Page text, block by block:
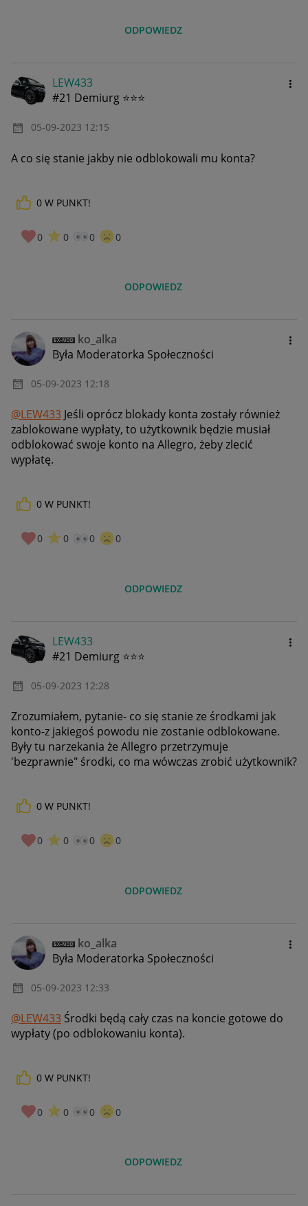
ODPOWIEDZ
LEW433
#21 Demiurg ⭐⭐⭐
‎05-09-2023 12:15
A co się stanie jakby nie odblokowali mu konta?
0 W PUNKT!
0 0 0 0
ODPOWIEDZ
ko_alka
Była Moderatorka Społeczności
‎05-09-2023 12:18
@LEW433 Jeśli oprócz blokady konta zostały również
zablokowane wypłaty, to użytkownik będzie musiał
odblokować swoje konto na Allegro, żeby zlecić
wypłatę.
0 W PUNKT!
0 0 0 0
ODPOWIEDZ
LEW433
#21 Demiurg ⭐⭐⭐
‎05-09-2023 12:28
Zrozumiałem, pytanie- co się stanie ze środkami jak
konto-z jakiegoś powodu nie zostanie odblokowane.
Były tu narzekania że Allegro przetrzymuje
'bezprawnie" środki, co ma wówczas zrobić użytkownik?
0 W PUNKT!
0 0 0 0
ODPOWIEDZ
ko_alka
Była Moderatorka Społeczności
‎05-09-2023 12:33
@LEW433 Środki będą cały czas na koncie gotowe do
wypłaty (po odblokowaniu konta).
0 W PUNKT!
0 0 0 0
ODPOWIEDZ